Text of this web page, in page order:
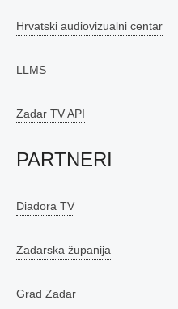
Hrvatski audiovizualni centar
LLMS
Zadar TV API
PARTNERI
Diadora TV
Zadarska županija
Grad Zadar